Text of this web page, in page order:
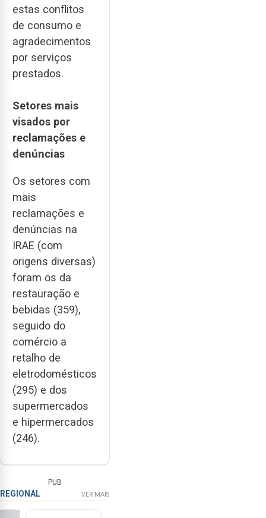
estas conflitos
de consumo e
agradecimentos
por serviços
prestados.
Setores mais
visados por
reclamações e
denúncias
Os setores com
mais
reclamações e
denúncias na
IRAE (com
origens diversas)
foram os da
restauração e
bebidas (359),
seguido do
comércio a
retalho de
eletrodomésticos
(295) e dos
supermercados
e hipermercados
(246).
PUB
REGIONAL VER MAIS